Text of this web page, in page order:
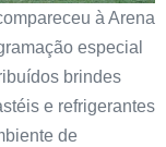
à Arena
especial
brindes
e refrigerantes
de